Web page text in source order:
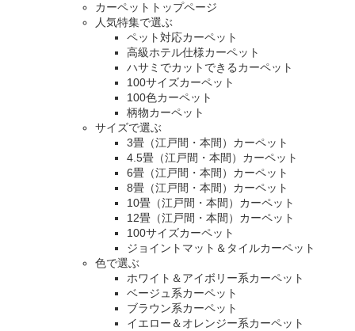
カーペットトップページ
人気特集で選ぶ
ペット対応カーペット
高級ホテル仕様カーペット
ハサミでカットできるカーペット
100サイズカーペット
100色カーペット
柄物カーペット
サイズで選ぶ
3畳（江戸間・本間）カーペット
4.5畳（江戸間・本間）カーペット
6畳（江戸間・本間）カーペット
8畳（江戸間・本間）カーペット
10畳（江戸間・本間）カーペット
12畳（江戸間・本間）カーペット
100サイズカーペット
ジョイントマット＆タイルカーペット
色で選ぶ
ホワイト＆アイボリー系カーペット
ベージュ系カーペット
ブラウン系カーペット
イエロー＆オレンジー系カーペット